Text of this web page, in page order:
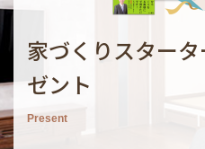
家づくりスター
ゼント
Present